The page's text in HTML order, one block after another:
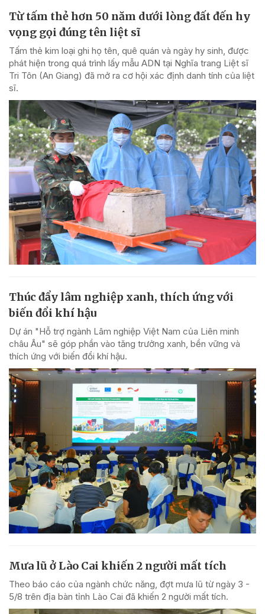
Từ tấm thẻ hơn 50 năm dưới lòng đất đến hy
vọng gọi đúng tên liệt sĩ
Tấm thẻ kim loại ghi họ tên, quê quán và ngày hy sinh, được
phát hiện trong quá trình lấy mẫu ADN tại Nghĩa trang Liệt sĩ
Tri Tôn (An Giang) đã mở ra cơ hội xác định danh tính của liệt
sĩ.
Thúc đẩy lâm nghiệp xanh, thích ứng với
biến đổi khí hậu
Dự án "Hỗ trợ ngành Lâm nghiệp Việt Nam của Liên minh
châu Âu" sẽ góp phần vào tăng trưởng xanh, bền vững và
thích ứng với biến đổi khí hậu.
Mưa lũ ở Lào Cai khiến 2 người mất tích
Theo báo cáo của ngành chức năng, đợt mưa lũ từ ngày 3 -
5/8 trên địa bàn tỉnh Lào Cai đã khiến 2 người mất tích.